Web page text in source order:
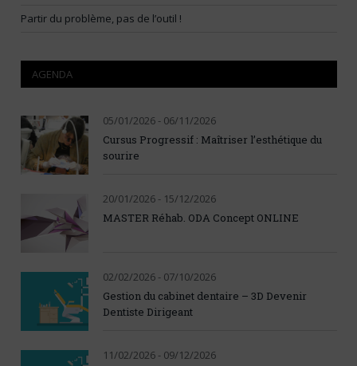
Partir du problème, pas de l’outil !
AGENDA
05/01/2026 - 06/11/2026
Cursus Progressif : Maîtriser l’esthétique du
sourire
20/01/2026 - 15/12/2026
MASTER Réhab. ODA Concept ONLINE
02/02/2026 - 07/10/2026
Gestion du cabinet dentaire – 3D Devenir
Dentiste Dirigeant
11/02/2026 - 09/12/2026